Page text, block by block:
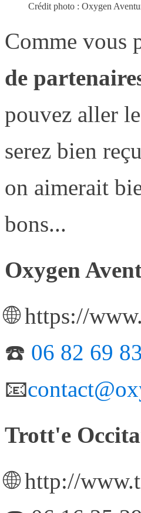
Crédit photo : Oxygen
Comme vous
de
pouvez aller
serez bien
on aimerait
bons...
Oxygen
🌐 https://
☎️ 06 82 69
📧
Trott'e
🌐 http://